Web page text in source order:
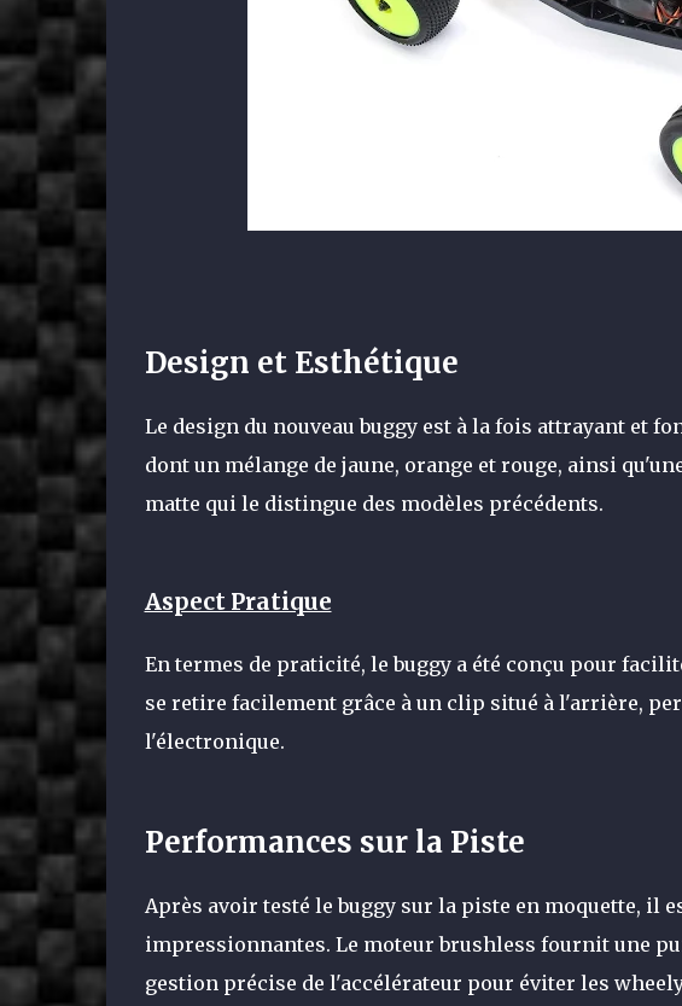
Design et Esthétique
Le design du nouveau buggy est à la fois attrayant et
dont un mélange de jaune, orange et rouge, ainsi
matte qui le distingue des modèles précédents.
Aspect Pratique
En termes de praticité, le buggy a été conçu pour
se retire facilement grâce à un clip situé à l'arrière,
l'électronique.
Performances sur la Piste
Après avoir testé le buggy sur la piste en moquette, il
impressionnantes. Le moteur brushless fournit une
gestion précise de l'accélérateur pour éviter les